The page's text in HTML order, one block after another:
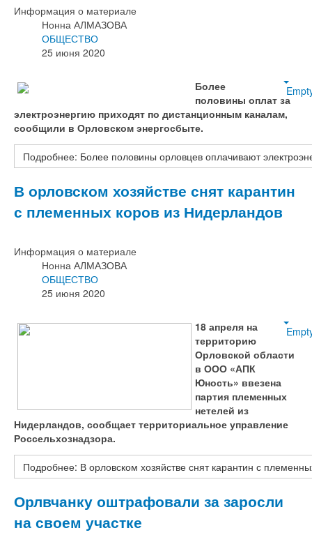
Информация о материале
Нонна АЛМАЗОВА
ОБЩЕСТВО
25 июня 2020
Более
половины оплат за
электроэнергию приходят по дистанционным каналам,
сообщили в Орловском энергосбыте.
Подробнее: Более половины орловцев оплачивают
В орловском хозяйстве снят карантин
с племенных коров из Нидерландов
Информация о материале
Нонна АЛМАЗОВА
ОБЩЕСТВО
25 июня 2020
18 апреля на
территорию
Орловской области
в ООО «АПК
Юность» ввезена
партия племенных
нетелей из
Нидерландов, сообщает территориальное управление
Россельхознадзора.
Подробнее: В орловском хозяйстве снят карантин с
Орлвчанку оштрафовали за заросли
на своем участке